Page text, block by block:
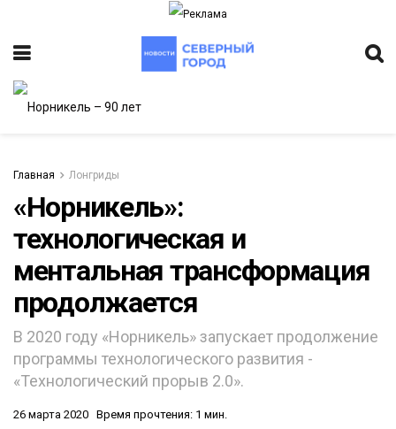
Главная Лонгриды
«Норникель»:
технологическая и
ментальная трансформация
продолжается
В 2020 году «Норникель» запускает продолжение
программы технологического развития -
«Технологический прорыв 2.0».
26 марта 2020 Время прочтения: 1 мин.